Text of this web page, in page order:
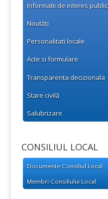
Informatii de interes public
Noutăți
Personalitati locale
Acte si formulare
Transparenta decizionala
Stare civilă
Salubrizare
CONSILIUL LOCAL
Documente Consiliul Local
Membri Consiliului Local